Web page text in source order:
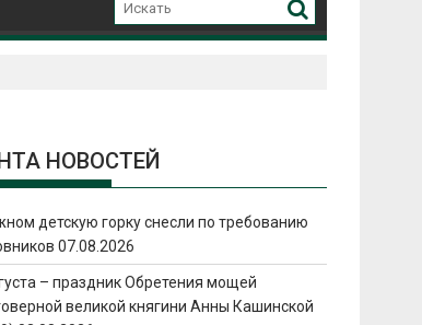
НОВОСТЕЙ
детскую горку снесли по требованию
07.08.2026
– праздник Обретения мощей
великой княгини Анны Кашинской